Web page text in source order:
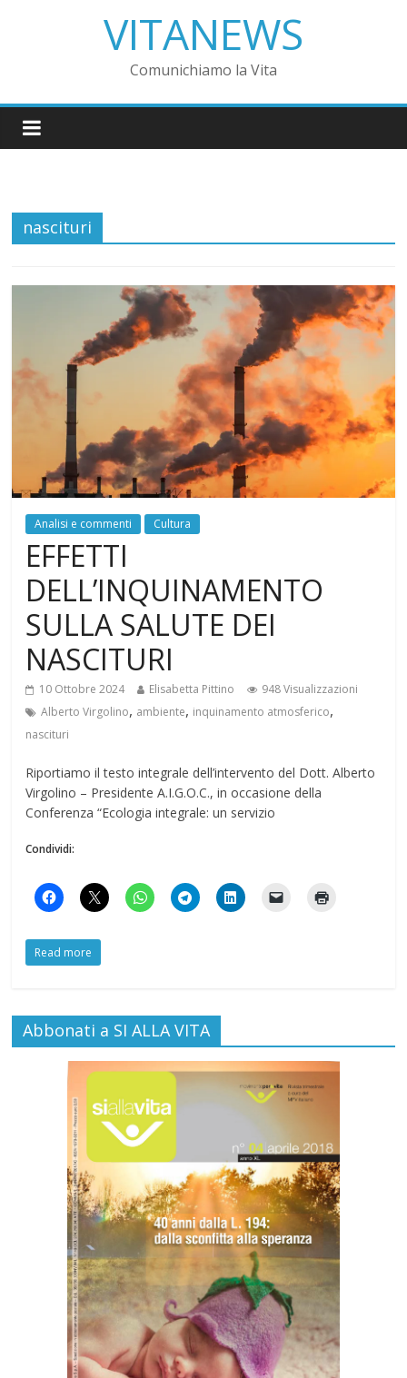
VITANEWS
Comunichiamo la Vita
nascituri
Analisi e commenti Cultura
EFFETTI
DELL’INQUINAMENTO
SULLA SALUTE DEI
NASCITURI
10 Ottobre 2024 Elisabetta Pittino
948 Visualizzazioni
Alberto Virgolino, ambiente, inquinamento atmosferico,
nascituri
Riportiamo il testo integrale dell’intervento del Dott. Alberto
Virgolino – Presidente A.I.G.O.C., in occasione della
Conferenza “Ecologia integrale: un servizio
Condividi:
Read more
Abbonati a SI ALLA VITA